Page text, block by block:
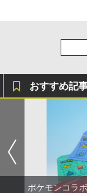
おすすめ記
ポケモンコラ